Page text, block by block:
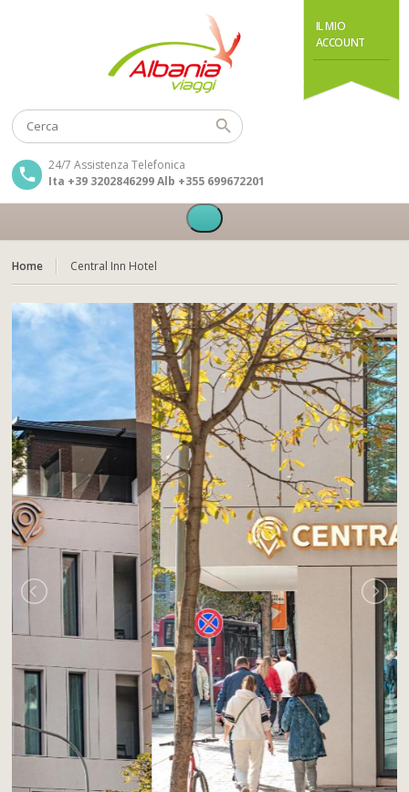
IL MIO
ACCOUNT
24/7 Assistenza Telefonica
Ita +39 3202846299 Alb +355 699672201
Home Central Inn Hotel